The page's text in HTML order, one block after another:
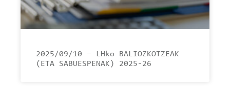
2025/09/10 – LHko BALIOZKOTZEAK
(ETA SABUESPENAK) 2025-26